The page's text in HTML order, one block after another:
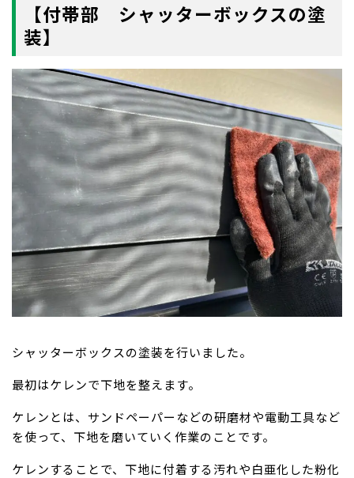
【付帯部 シャッターボックスの塗
装】
シャッターボックスの塗装を行いました。
最初はケレンで下地を整えます。
ケレンとは、サンドペーパーなどの研磨材や電動工具など
を使って、下地を磨いていく作業のことです。
ケレンすることで、下地に付着する汚れや白亜化した粉化